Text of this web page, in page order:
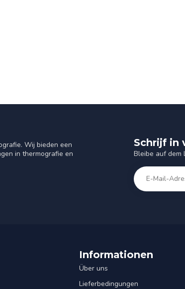
Wij bieden een
in thermografie en
Schrijf in
Bleibe auf dem
Informationen
Über uns
Lieferbedingungen